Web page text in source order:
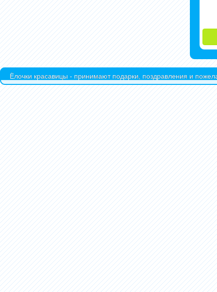
Ёлочки красавицы - принимают подарки, поздравления и